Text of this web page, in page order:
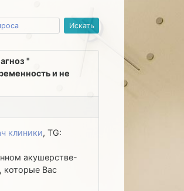
"
и не
клиники, TG:
акушерстве-
которые Вас